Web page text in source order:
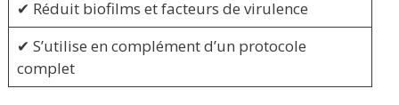
✔ Réduit biofilms et facteurs de virulence
✔ S’utilise en complément d’un protocole
complet